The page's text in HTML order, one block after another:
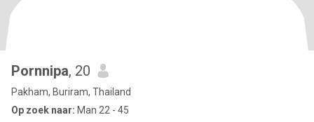
Pornnipa, 20
Pakham, Buriram, Thailand
Op zoek naar: Man 22 - 45